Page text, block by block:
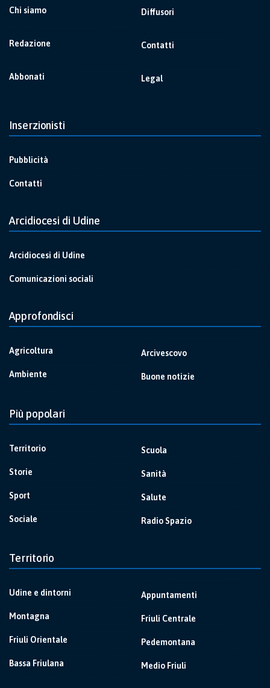
Chi siamo
Redazione
Abbonati
Diffusori
Contatti
Legal
Inserzionisti
Pubblicità
Contatti
Arcidiocesi di Udine
Arcidiocesi di Udine
Comunicazioni sociali
Approfondisci
Agricoltura
Ambiente
Arcivescovo
Buone notizie
Più popolari
Territorio
Storie
Sport
Sociale
Scuola
Sanità
Salute
Radio Spazio
Territorio
Udine e dintorni
Montagna
Friuli Orientale
Bassa Friulana
Appuntamenti
Friuli Centrale
Pedemontana
Medio Friuli